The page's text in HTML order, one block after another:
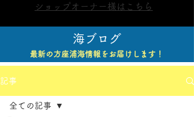
ショップオーナー様はこちら
海ブログ
最新の方座浦海情報をお届けします！
記事
全ての記事